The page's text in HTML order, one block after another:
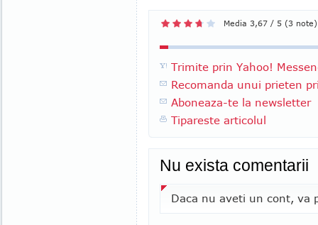
Media 3,67 / 5 (3 note)
Trimite prin Yahoo!
Recomanda unui prieten
Aboneaza-te la newsletter
Tipareste articolul
Nu exista comentarii
Daca nu aveti un cont, va